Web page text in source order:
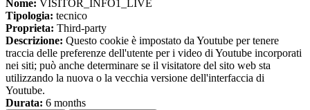
Nome: VISITOR_INFO1_LIVE
Tipologia: tecnico
Proprieta: Third-party
Descrizione: Questo cookie è impostato da Youtube per tenere
traccia delle preferenze dell'utente per i video di Youtube incorporati
nei siti; può anche determinare se il visitatore del sito web sta
utilizzando la nuova o la vecchia versione dell'interfaccia di
Youtube.
Durata: 6 months